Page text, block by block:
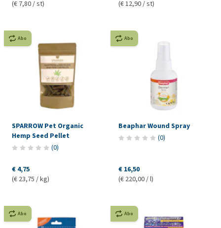
(€ 7,80 / st)
(€ 12,90 / st)
Abo
SPARROW Pet Organic
Hemp Seed Pellet
(0)
€ 4,75
(€ 23,75 / kg)
Abo
Beaphar Wound Spray
(0)
€ 16,50
(€ 220,00 / l)
Abo Abo